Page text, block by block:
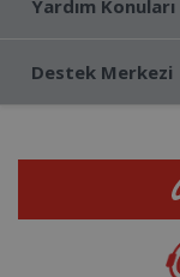
Yardım Konuları
Destek Merkezi